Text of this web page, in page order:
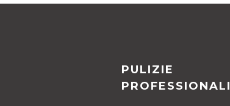
PULIZIE
PROFESSIONALI